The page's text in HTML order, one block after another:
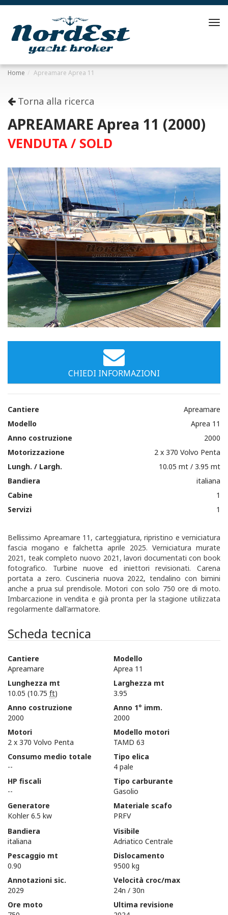
Home Apreamare Aprea 11
Torna alla ricerca
APREAMARE Aprea 11 (2000)
VENDUTA / SOLD
CHIEDI INFORMAZIONI
Cantiere
Apreamare
Modello
Aprea 11
Anno costruzione
2000
Motorizzazione
2 x 370 Volvo Penta
Lungh. / Largh.
10.05 mt / 3.95 mt
Bandiera
italiana
Cabine
1
Servizi
1
Bellissimo Apreamare 11, carteggiatura, ripristino e verniciatura
fascia mogano e falchetta aprile 2025. Verniciatura murate
2021, teak completo nuovo 2021, lavori documentati con book
fotografico. Turbine nuove ed iniettori revisionati. Carena
portata a zero. Cuscineria nuova 2022, tendalino con bimini
anche a prua sul prendisole. Motori con solo 750 ore di moto.
Imbarcazione in vendita e già pronta per la stagione utilizzata
regolarmente dall'armatore.
Scheda tecnica
Cantiere
Apreamare
Lunghezza mt
10.05 (10.75 ft)
Anno costruzione
2000
Motori
2 x 370 Volvo Penta
Consumo medio totale
--
HP fiscali
--
Generatore
Kohler 6.5 kw
Modello
Aprea 11
Larghezza mt
3.95
Anno 1° imm.
2000
Modello motori
TAMD 63
Tipo elica
4 pale
Tipo carburante
Gasolio
Materiale scafo
PRFV
Bandiera
italiana
Pescaggio mt
0.90
Annotazioni sic.
2029
Ore moto
Visibile
Adriatico Centrale
Dislocamento
9500 kg
Velocità croc/max
24n / 30n
Ultima revisione